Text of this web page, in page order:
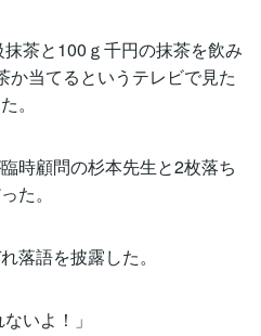
茶と100ｇ千円の抹茶を飲み
か当てるというテレビで見た
。
時顧問の杉本先生と2枚落ち
た。
落語を披露した。
いよ！」